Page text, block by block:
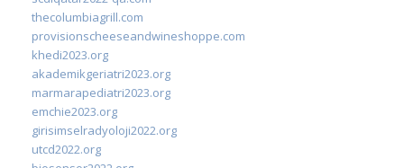
thecolumbiagrill.com
provisionscheeseandwineshoppe.com
khedi2023.org
akademikgeriatri2023.org
marmarapediatri2023.org
emchie2023.org
girisimselradyoloji2022.org
utcd2022.org